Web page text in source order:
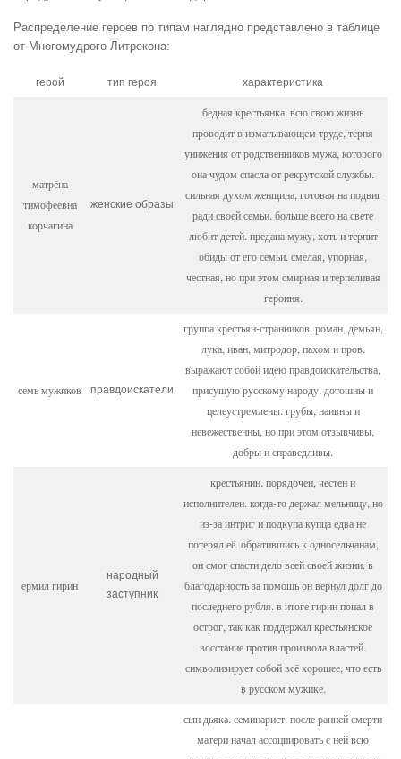
Распределение героев по типам наглядно представлено в таблице
от Многомудрого Литрекона:
герой тип героя характеристика
матрёна
тимофеевна
корчагина
женские образы
бедная крестьянка. всю свою жизнь
проводит в изматывающем труде, терпя
унижения от родственников мужа, которого
она чудом спасла от рекрутской службы.
сильная духом женщина, готовая на подвиг
ради своей семьи. больше всего на свете
любит детей. предана мужу, хоть и терпит
обиды от его семьи. смелая, упорная,
честная, но при этом смирная и терпеливая
героиня.
семь мужиков правдоискатели
группа крестьян-странников. роман, демьян,
лука, иван, митродор, пахом и пров.
выражают собой идею правдоискательства,
присущую русскому народу. дотошны и
целеустремлены. грубы, наивны и
невежественны, но при этом отзывчивы,
добры и справедливы.
ермил гирин
народный
заступник
крестьянин. порядочен, честен и
исполнителен. когда-то держал мельницу, но
из-за интриг и подкупа купца едва не
потерял её. обратившись к односельчанам,
он смог спасти дело всей своей жизни. в
благодарность за помощь он вернул долг до
последнего рубля. в итоге гирин попал в
острог, так как поддержал крестьянское
восстание против произвола властей.
символизирует собой всё хорошее, что есть
в русском мужике.
сын дьяка. семинарист. после ранней смерти
матери начал ассоциировать с ней всю